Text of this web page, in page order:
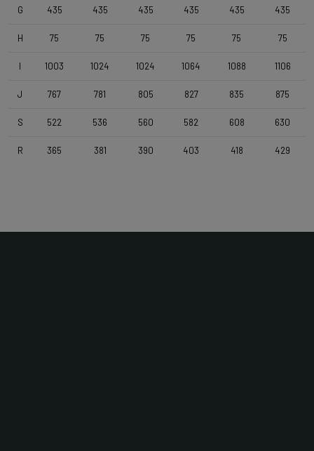
4ZA Stratos Gravel 420/480
Forza Stratos Pro , 100 mm , for semi integrated cablerouting
Forza Stratos , Zero Offset , 350mm , 27,2mm , Black Glossy
Distancia
G 435 435 435 435 435 435
H 75 75 75 75 75 75
I 1003 1024 1024 1064 1088 1106
J 767 781 805 827 835 875
S 522 536 560 582 608 630
R 365 381 390 403 418 429